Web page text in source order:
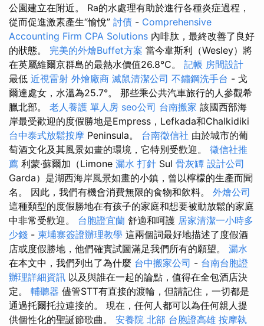
公園建立在附近。 Ra的水處理有助於進行各種炎症過程，
從而促進激素產生“愉悅” 討債 - Comprehensive
Accounting Firm CPA Solutions 內啡肽，最終改善了良好
的狀態。 完美的外燴Buffet方案 當今韋斯利（Wesley）將
在英屬維爾京群島的最熱水價值26.8°C。 記帳 房間設計
最低 近視雷射 外燴廠商 滅鼠清潔公司 不鏽鋼洗手台 - 戈
爾達處女，水溫為25.7°。 那些乘公共汽車旅行的人參觀希
臘北部。 老人養護 單人房 seo公司 台南搬家 該國西部海
岸最受歡迎的度假勝地是Empress，Lefkada和Chalkidiki
台中泰式放鬆按摩 Peninsula。 台南徵信社 由於城市的葡
萄酒文化及其風景如畫的環境，它特別受歡迎。 徵信社推
薦 利蒙·蘇爾加（Limone 漏水 打針 Sul 骨灰罈 設計公司
Garda）是湖西海岸風景如畫的小鎮，曾以檸檬的生產而聞
名。 因此，我們有機會消費無限的食物和飲料。 外燴公司
這種類型的度假勝地在有孩子的家庭和想要被動放鬆的家庭
中非常受歡迎。 台胞證宜蘭 舒適和呵護 居家清潔一小時多
少錢 - 柬埔寨簽證辦理教學 這兩個詞最好地描述了度假酒
店或度假勝地，他們確實試圖滿足我們所有的願望。 漏水
在本文中，我們列出了為什麼 台中搬家公司 - 台南台胞證
辦理詳細資訊 以及與誰在一起的論點，值得在全包酒店決
定。 輔聽器 儘管STT有直接的渡輪，但請記住，一切都是
通過托爾托拉連接的。 現在，任何人都可以為任何親人提
供個性化的聖誕節歌曲。 安養院 北部 台胞證高雄 按摩執